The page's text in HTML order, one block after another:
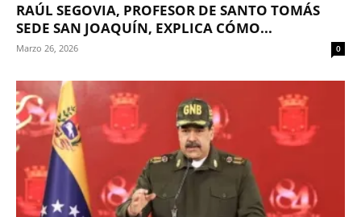
RAÚL SEGOVIA, PROFESOR DE SANTO TOMÁS
SEDE SAN JOAQUÍN, EXPLICA CÓMO...
Marzo 26, 2026 0